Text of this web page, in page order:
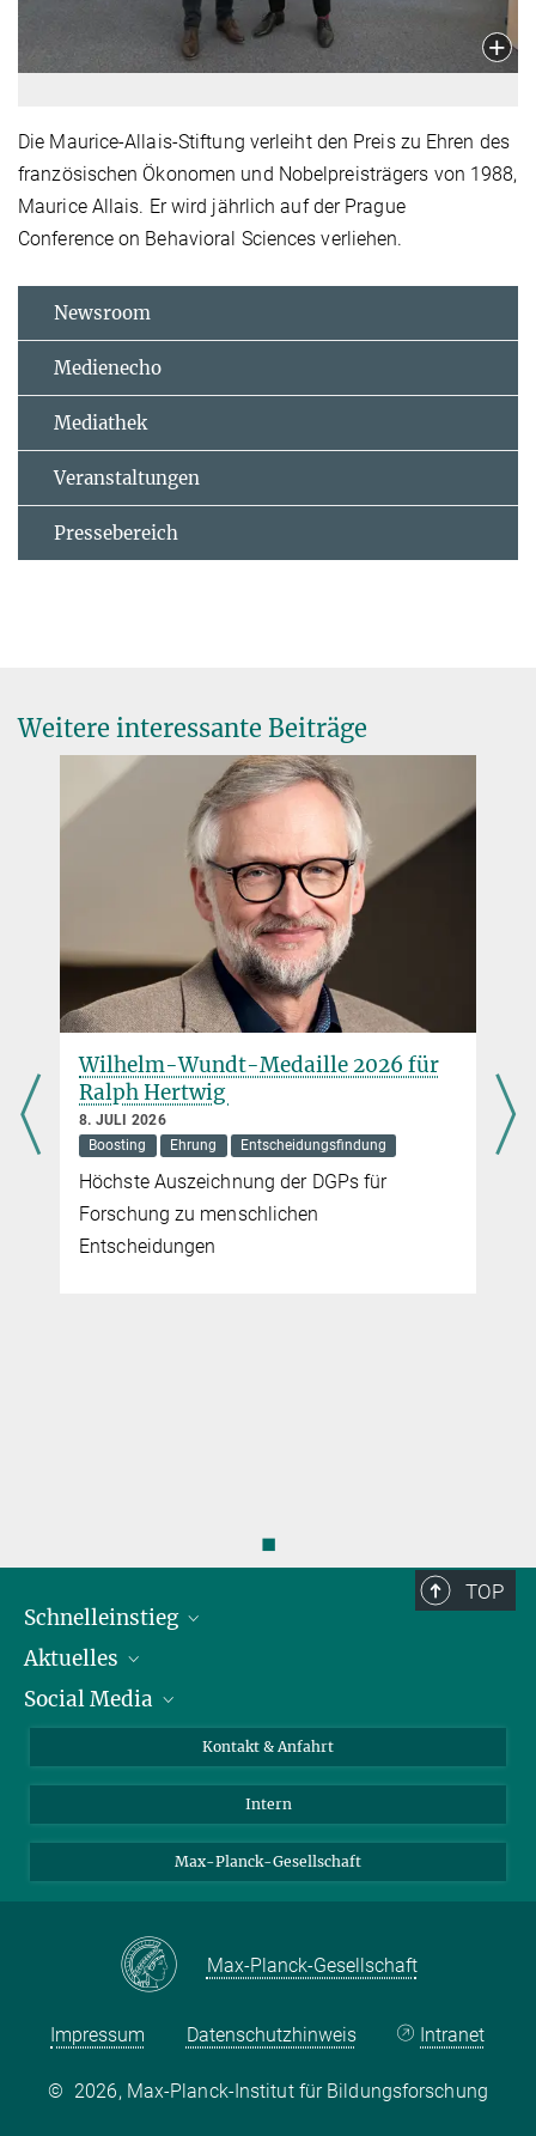
Die Maurice-Allais-Stiftung verleiht den Preis zu Ehren des
französischen Ökonomen und Nobelpreisträgers von 1988,
Maurice Allais. Er wird jährlich auf der Prague
Conference on Behavioral Sciences verliehen.
Newsroom
Medienecho
Mediathek
Veranstaltungen
Pressebereich
Weitere interessante Beiträge
Wilhelm-Wundt-Medaille 2026 für
Ralph Hertwig
8. JULI 2026
Boosting
Ehrung Entscheidungsfindung
Höchste Auszeichnung der DGPs für
Forschung zu menschlichen
Entscheidungen
◼
TOP
Schnelleinstieg
Personen
Pressebereich
Aktuelles
Stellenangebote
Social Media
LinkedIn
Kontakt & Anfahrt
Intern
Max-Planck-Gesellschaft
Max-Planck-Gesellschaft
Impressum Datenschutzhinweis Intranet
© 2026, Max-Planck-Institut für Bildungsforschung